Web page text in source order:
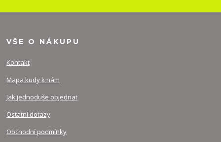
VŠE O NÁKUPU
Kontakt
Mapa kudy k nám
Jak jednoduše objednat
Ostatní dotazy
Obchodní podmínky